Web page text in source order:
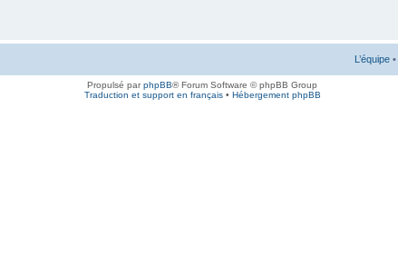
L’équipe •
Propulsé parphpBB® Forum Software © phpBB Group
Traduction et support en français• Hébergement phpBB